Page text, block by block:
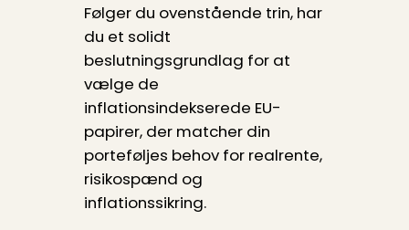
Følger du ovenstående trin, har
du et solidt
beslutningsgrundlag for at
vælge de
inflationsindekserede EU-
papirer, der matcher din
porteføljes behov for realrente,
risikospænd og
inflationssikring.